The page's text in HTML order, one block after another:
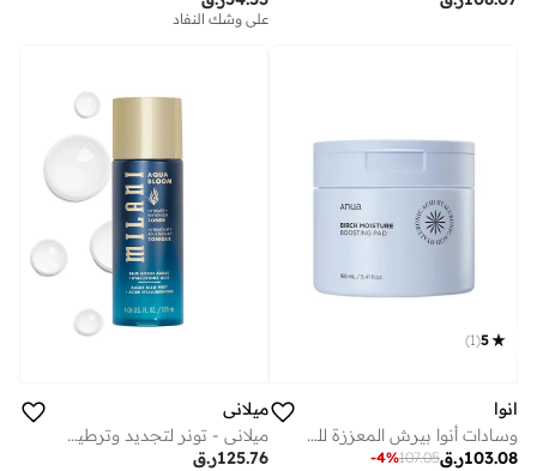
على وشك النفاد
5
(
1
)
انوا
وسادات أنوا بيرش المعززة للترطيب - 160 مل (70 قطعة)
ر.ق103.08
107.05
-4%
ميلاني
ميلاني - تونر لتجديد وترطيب البشرة أكوا بلوم- 120 مل
ر.ق125.76